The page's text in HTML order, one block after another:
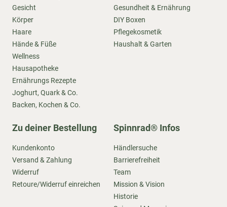
Gesicht
Körper
Haare
Hände & Füße
Wellness
Hausapotheke
Ernährungs Rezepte
Joghurt, Quark & Co.
Backen, Kochen & Co.
Gesundheit & Ernährung
DIY Boxen
Pflegekosmetik
Haushalt & Garten
Zu deiner Bestellung
Kundenkonto
Versand & Zahlung
Widerruf
Retoure/Widerruf einreichen
Spinnrad® Infos
Händlersuche
Barrierefreiheit
Team
Mission & Vision
Historie